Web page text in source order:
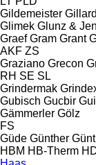
Gildemeister
Glimek Glunz &
Graef Gram Grant
AKF ZS
Graziano Grecon
RH SE SL
Grindermak
Gubisch Gucbir
Gämmerler Gölz
FS
Güde Günther
HBM HB‑Therm